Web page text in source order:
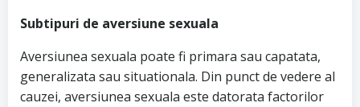
Subtipuri de aversiune sexuala
Aversiunea sexuala poate fi primara sau capatata,
generalizata sau situationala. Din punct de vedere al
cauzei, aversiunea sexuala este datorata factorilor